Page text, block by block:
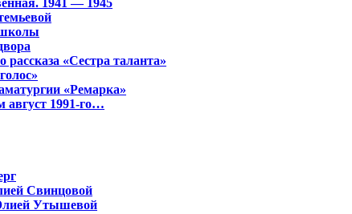
рассказа «Сестра таланта»
«Ремарка»
1991-го…
Свинцовой
Утышевой